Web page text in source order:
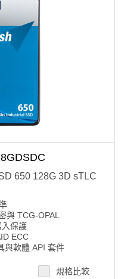
650 128G 3D sTLC
與 TCG-OPAL
入保護
ECC
與軟體 API 套件
儲存產品
規格比較